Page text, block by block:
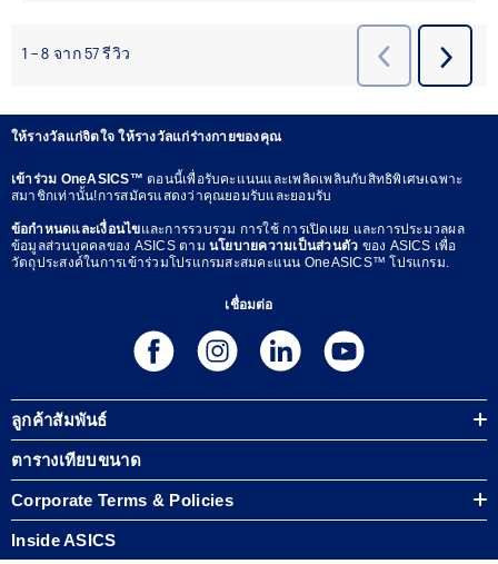
ให้รางวัลแก่จิตใจ ให้รางวัลแก่ร่างกายของคุณ
เข้าร่วม OneASICS™ตอนนี้เพื่อรับคะแนนและเพลิดเพลินกับสิทธิพิเศษเฉพาะ
สมาชิกเท่านั้น!การสมัครแสดงว่าคุณยอมรับและยอมรับ
ข้อกำหนดและเงื่อนไขและการรวบรวม การใช้ การเปิดเผย และการประมวลผล
ข้อมูลส่วนบุคคลของ ASICS ตาม นโยบายความเป็นส่วนตัว ของ ASICS เพื่อ
วัตถุประสงค์ในการเข้าร่วมโปรแกรมสะสมคะแนน OneASICS™ โปรแกรม.
เชื่อมต่อ
ลูกค้าสัมพันธ์
ตารางเทียบขนาด
Corporate Terms & Policies
Inside ASICS